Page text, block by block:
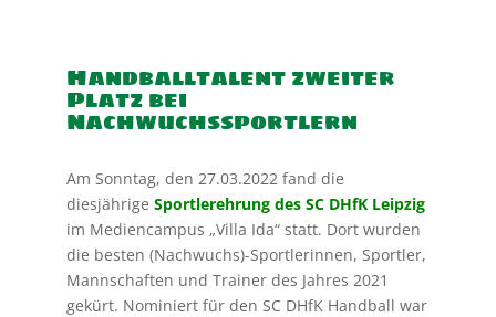
Handballtalent zweiter
Platz bei
Nachwuchssportlern
Am Sonntag, den 27.03.2022 fand die
diesjährige Sportlerehrung des SC DHfK Leipzig
im Mediencampus „Villa Ida“ statt. Dort wurden
die besten (Nachwuchs)-Sportlerinnen, Sportler,
Mannschaften und Trainer des Jahres 2021
gekürt. Nominiert für den SC DHfK Handball war